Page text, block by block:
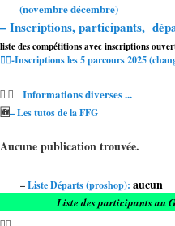
(novembre décembre)
– Inscriptions, participants,
liste des compétitions avec inscriptions
🏌️‍♂️-Inscriptions les 5 parcours 2025
Informations diverses ...
🆕– Les tutos de la FFG
Aucune publication trouvée.
–Liste Départs (proshop): aucun
Liste des participants au